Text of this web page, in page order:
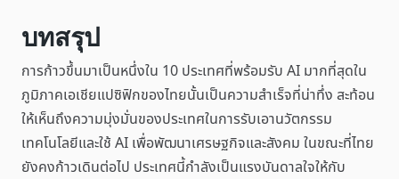
บทสรุป
การก้าวขึ้นมาเป็นหนึ่งใน 10 ประเทศที่พร้อมรับ AI มากที่สุดใน
ภูมิภาคเอเชียแปซิฟิกของไทยนั้นเป็นความสำเร็จที่น่าทึ่ง สะท้อน
ให้เห็นถึงความมุ่งมั่นของประเทศในการรับเอานวัตกรรม
เทคโนโลยีและใช้ AI เพื่อพัฒนาเศรษฐกิจและสังคม ในขณะที่ไทย
ยังคงก้าวเดินต่อไป ประเทศนี้กำลังเป็นแรงบันดาลใจให้กับ